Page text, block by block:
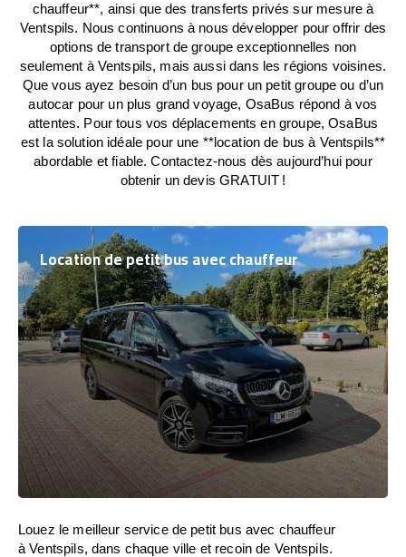
chauffeur**, ainsi que des transferts privés sur mesure à
Ventspils. Nous continuons à nous développer pour offrir des
options de transport de groupe exceptionnelles non
seulement à Ventspils, mais aussi dans les régions voisines.
Que vous ayez besoin d’un bus pour un petit groupe ou d’un
autocar pour un plus grand voyage, OsaBus répond à vos
attentes. Pour tous vos déplacements en groupe, OsaBus
est la solution idéale pour une **location de bus à Ventspils**
abordable et fiable. Contactez-nous dès aujourd’hui pour
obtenir un devis GRATUIT !
Location de petit bus avec chauffeur
Louez le meilleur service de petit bus avec chauffeur
à Ventspils, dans chaque ville et recoin de Ventspils.